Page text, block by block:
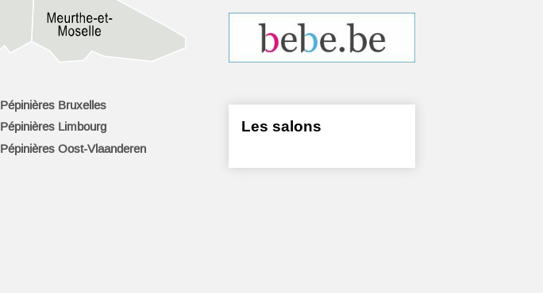
Pépinières Bruxelles
Pépinières Limbourg
Pépinières Oost-Vlaanderen
Les salons